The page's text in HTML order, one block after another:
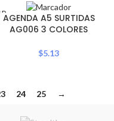
AGENDA A5 SURTIDAS
AG006 3 COLORES
$5.13
24 25 →